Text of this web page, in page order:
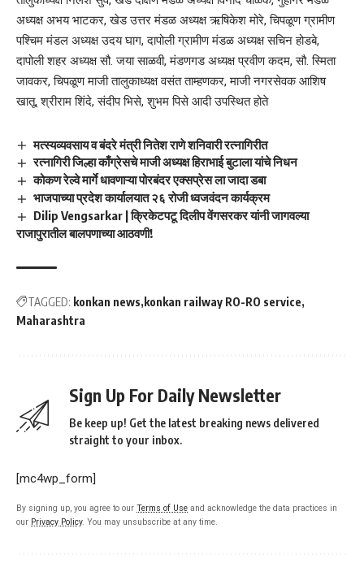
अध्यक्ष अभय भाटकर, खेड उत्तर मंडळ अध्यक्ष ऋषिकेश मोरे, चिपळूण ग्रामीण
पश्चिम मंडल अध्यक्ष उदय घाग, दापोली ग्रामीण मंडळ अध्यक्ष सचिन होडबे,
दापोली शहर अध्यक्ष सौ. जया साळवी, मंडणगड अध्यक्ष प्रवीण कदम, सौ. स्मिता
जावकर, चिपळूण माजी तालुकाध्यक्ष वसंत ताम्हणकर, माजी नगरसेवक आशिष
खातू, श्रीराम शिंदे, संदीप भिसे, शुभम पिसे आदी उपस्थित होते
मत्स्यव्यवसाय व बंदरे मंत्री नितेश राणे शनिवारी रत्नागिरीत
रत्नागिरी जिल्हा काँग्रेसचे माजी अध्यक्ष हिराभाई बुटाला यांचे निधन
कोकण रेल्वे मार्गे धावणाऱ्या पोरबंदर एक्सप्रेस ला जादा डबा
भाजपाच्या प्रदेश कार्यालयात २६ रोजी ध्वजवंदन कार्यक्रम
Dilip Vengsarkar | क्रिकेटपटू दिलीप वेंगसरकर यांनी जागवल्या
राजापुरातील बालपणाच्या आठवणी!
TAGGED: konkan news konkan railway RO-RO service
Maharashtra
Sign Up For Daily Newsletter
Be keep up! Get the latest breaking news delivered
straight to your inbox.
[mc4wp_form]
By signing up, you agree to our Terms of Use and acknowledge the data practices in
our Privacy Policy. You may unsubscribe at any time.